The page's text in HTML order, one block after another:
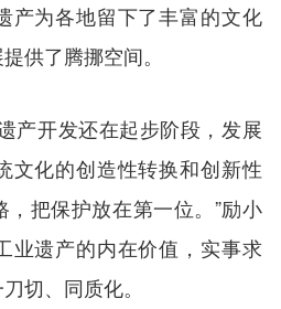
产为各地留下了丰富的文化
供了腾挪空间。
产开发还在起步阶段，发展
文化的创造性转换和创新性
把保护放在第一位。”励小
业遗产的内在价值，实事求
切、同质化。